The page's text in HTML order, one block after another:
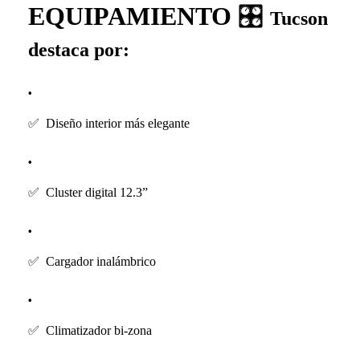
EQUIPAMIENTO 🎛 Tucson
destaca por:
✅ Diseño interior más elegante
✅ Cluster digital 12.3”
✅ Cargador inalámbrico
✅ Climatizador bi-zona